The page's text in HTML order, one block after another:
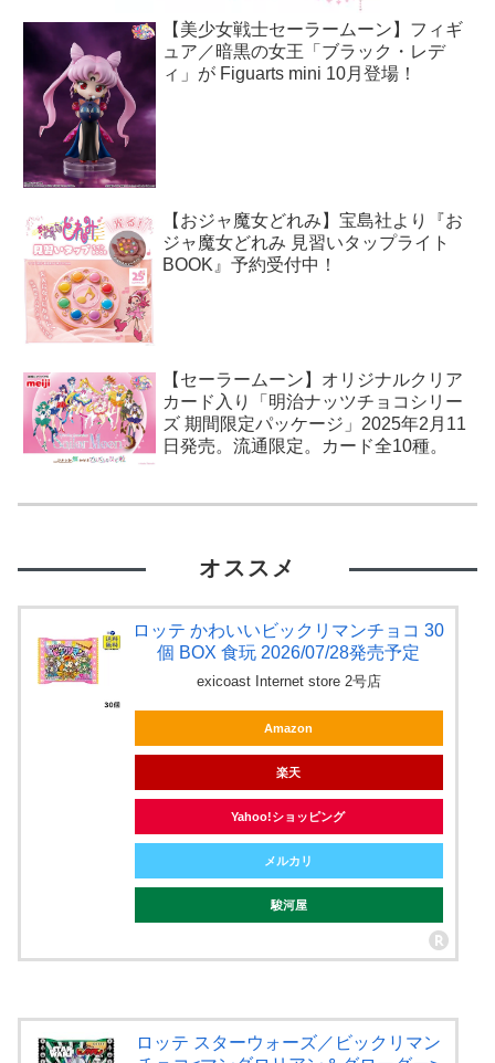
【美少女戦士セーラームーン】フィギ
ュア／暗黒の女王「ブラック・レデ
ィ」が Figuarts mini 10月登場！
【おジャ魔女どれみ】宝島社より『お
ジャ魔女どれみ 見習いタップライト
BOOK』予約受付中！
【セーラームーン】オリジナルクリア
カード入り「明治ナッツチョコシリー
ズ 期間限定パッケージ」2025年2月11
日発売。流通限定。カード全10種。
オススメ
ロッテ かわいいビックリマンチョコ 30
個 BOX 食玩 2026/07/28発売予定
exicoast Internet store 2号店
Amazon
楽天
Yahoo!ショッピング
メルカリ
駿河屋
ロッテ スターウォーズ／ビックリマン